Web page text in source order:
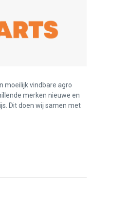
moeilijk vindbare agro
merken nieuwe en
Dit doen wij samen met